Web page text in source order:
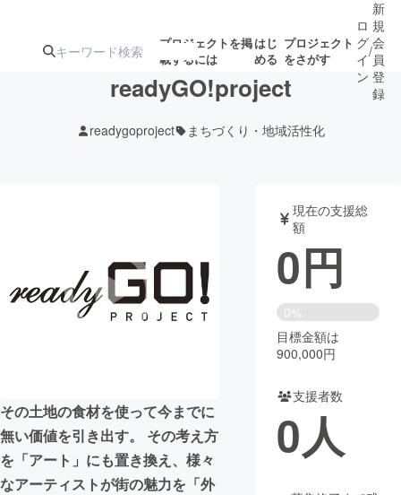
プロジェクトを掲
載するには
はじ
める
プロジェクト
をさがす
テクノロジー・ガジェット ゲーム・サ
書籍・雑誌
チャレンジ
まちづくり・地域活性化
CAMPFIRE for Social Good
CAMPFIRE Creation
ロ
グ
イ
ン
/
新
規
会
員
登
録
readyGO!project
readygoproject まちづくり・地域活性化
その土地の食材を使って今までに
無い価値を引き出す。 その考え方
を「アート」にも置き換え、様々
なアーティストが街の魅力を「外
現在の支援総
額
0円
0%
目標金額は
900,000円
支援者数
0人